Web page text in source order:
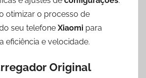
otimizar o processo de
seu telefone Xiaomi para
eficiência e velocidade.
Original